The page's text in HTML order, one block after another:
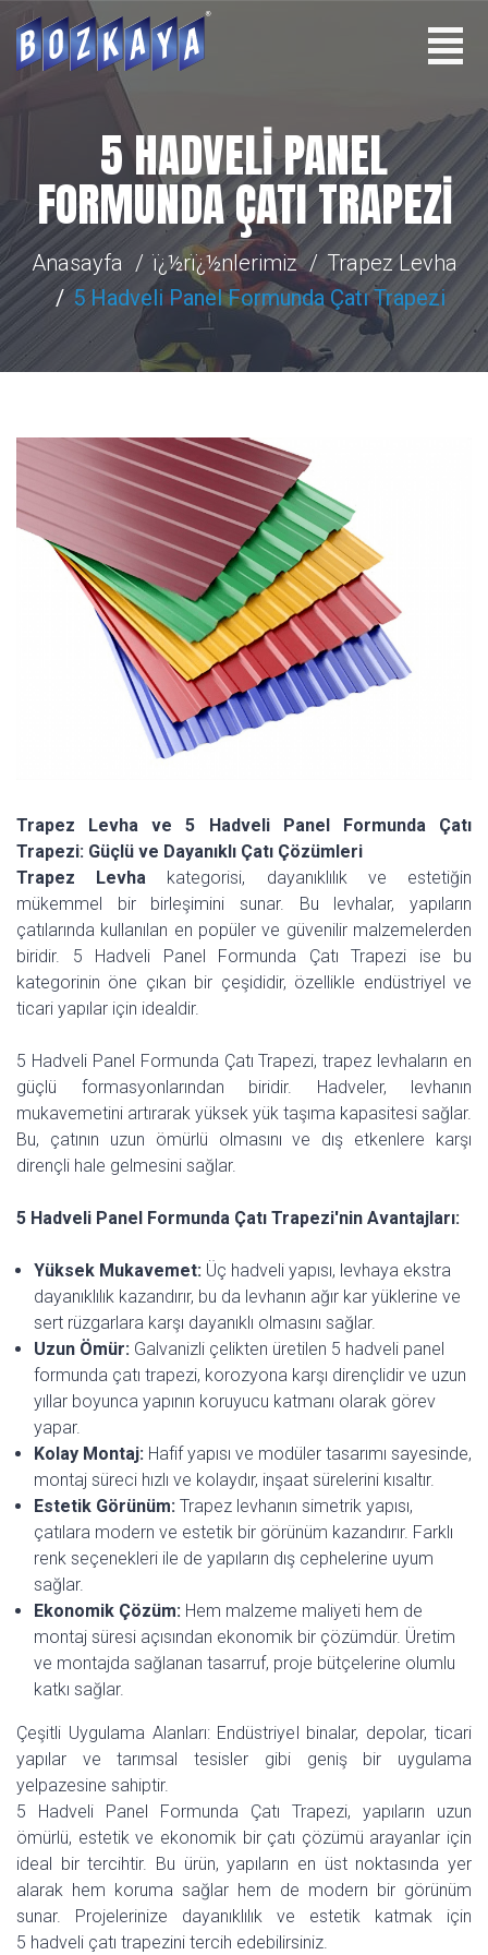
5 HADVELI PANEL
FORMUNDA ÇATI TRAPEZI
Anasayfa ï¿½rï¿½nlerimiz
Trapez Levha
5 Hadveli Panel Formunda Çatı Trapezi
Trapez Levha ve 5 Hadveli Panel Formunda Çatı
Trapezi: Güçlü ve Dayanıklı Çatı Çözümleri
Trapez Levha kategorisi, dayanıklılık ve estetiğin
mükemmel bir birleşimini sunar. Bu levhalar, yapıların
çatılarında kullanılan en popüler ve güvenilir malzemelerden
biridir. 5 Hadveli Panel Formunda Çatı Trapezi ise bu
kategorinin öne çıkan bir çeşididir, özellikle endüstriyel ve
ticari yapılar için idealdir.
5 Hadveli Panel Formunda Çatı Trapezi, trapez levhaların en
güçlü formasyonlarından biridir. Hadveler, levhanın
mukavemetini artırarak yüksek yük taşıma kapasitesi sağlar.
Bu, çatının uzun ömürlü olmasını ve dış etkenlere karşı
dirençli hale gelmesini sağlar.
5 Hadveli Panel Formunda Çatı Trapezi'nin Avantajları:
Yüksek Mukavemet: Üç hadveli yapısı, levhaya ekstra
dayanıklılık kazandırır, bu da levhanın ağır kar yüklerine ve
sert rüzgarlara karşı dayanıklı olmasını sağlar.
Uzun Ömür: Galvanizli çelikten üretilen 5 hadveli panel
formunda çatı trapezi, korozyona karşı dirençlidir ve uzun
yıllar boyunca yapının koruyucu katmanı olarak görev
yapar.
Kolay Montaj: Hafif yapısı ve modüler tasarımı sayesinde,
montaj süreci hızlı ve kolaydır, inşaat sürelerini kısaltır.
Estetik Görünüm: Trapez levhanın simetrik yapısı,
çatılara modern ve estetik bir görünüm kazandırır. Farklı
renk seçenekleri ile de yapıların dış cephelerine uyum
sağlar.
Ekonomik Çözüm: Hem malzeme maliyeti hem de
montaj süresi açısından ekonomik bir çözümdür. Üretim
ve montajda sağlanan tasarruf, proje bütçelerine olumlu
katkı sağlar.
Çeşitli Uygulama Alanları: Endüstriyel binalar, depolar, ticari
yapılar ve tarımsal tesisler gibi geniş bir uygulama
yelpazesine sahiptir.
5 Hadveli Panel Formunda Çatı Trapezi, yapıların uzun
ömürlü, estetik ve ekonomik bir çatı çözümü arayanlar için
ideal bir tercihtir. Bu ürün, yapıların en üst noktasında yer
alarak hem koruma sağlar hem de modern bir görünüm
sunar. Projelerinize dayanıklılık ve estetik katmak için
5 hadveli çatı trapezini tercih edebilirsiniz.